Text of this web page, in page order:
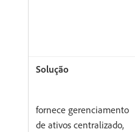
fornece gerenciamento
de ativos centralizado,